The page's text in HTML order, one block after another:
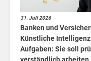
31. Juli 2026
Banken und
Künstliche
Aufgaben: Sie soll